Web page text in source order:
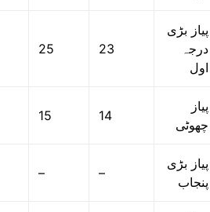
25 23
پیاز بڑی
درجہ
اول
15 14
پیاز
چھوٹی
– –
پیاز بڑی
پنجاب